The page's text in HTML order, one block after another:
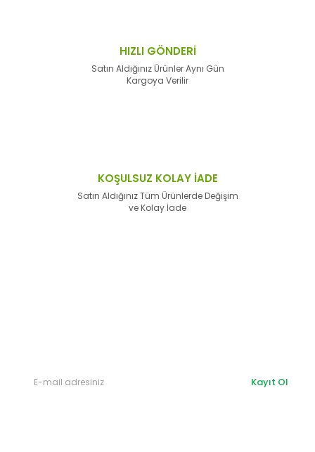
HIZLI GÖNDERİ
Satın Aldığınız Ürünler Aynı Gün
Kargoya Verilir
KOŞULSUZ KOLAY İADE
Satın Aldığınız Tüm Ürünlerde Değişim
ve Kolay İade
Kayıt Ol